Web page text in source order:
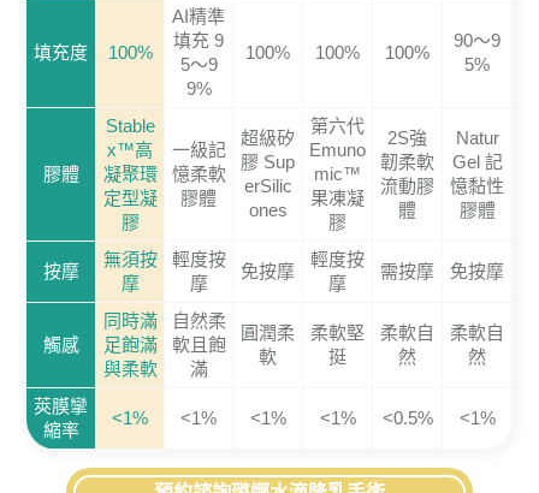
填充度 100%
AI精準
填充 9
5～9
9%
100% 100% 100%
90～9
5%
膠體
Stable
x™高
凝聚環
定型凝
膠
一級記
憶柔軟
膠體
超級矽
膠 Sup
erSilic
ones
第六代
Emuno
mic™
果凍凝
膠
2S強
韌柔軟
流動膠
體
Natur
Gel 記
憶黏性
膠體
按摩
無須按
摩
輕度按
摩
免按摩
輕度按
摩
需按摩 免按摩
觸感
同時滿
足飽滿
與柔軟
自然柔
軟且飽
滿
圓潤柔
軟
柔軟堅
挺
柔軟自
然
柔軟自
然
莢膜攣
縮率
<1% <1% <1% <1% <0.5% <1%